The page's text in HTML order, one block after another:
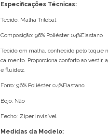
Especificações Técnicas:
Tecido: Malha Trilobal
Composição: 96% Poliéster 04%Elastano
Tecido em malha, conhecido pelo toque
caimento. Proporciona conforto ao vestir,
e fluidez.
Forro: 96% Poliéster 04%Elastano
Bojo: Não
Fecho: Zíper invisível
Medidas da Modelo: